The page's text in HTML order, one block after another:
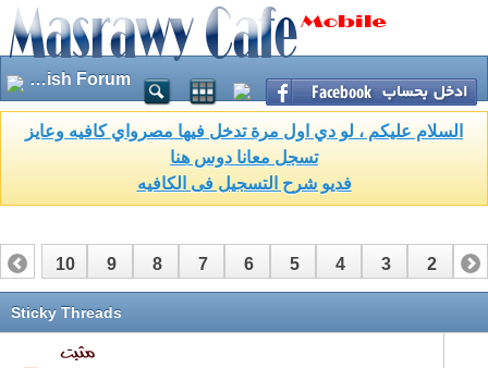
English Forum
السلام عليكم ، لو دي اول مرة تدخل فيها مصرواي كافيه وعايز
تسجل معانا دوس هنا
فديو شرح التسجيل فى الكافيه
1
2
3
4
5
6
7
8
9
10
Sticky Threads